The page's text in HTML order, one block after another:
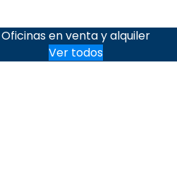
Oficinas en venta y alquiler
Ver todos